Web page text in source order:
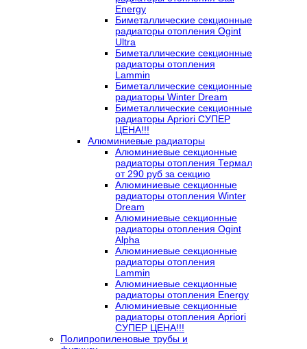
Energy
Биметаллические секционные
радиаторы отопления Ogint
Ultra
Биметаллические секционные
радиаторы отопления
Lammin
Биметаллические секционные
радиаторы Winter Dream
Биметаллические секционные
радиаторы Apriori СУПЕР
ЦЕНА!!!
Алюминиевые радиаторы
Алюминиевые секционные
радиаторы отопления Термал
от 290 руб за секцию
Алюминиевые секционные
радиаторы отопления Winter
Dream
Алюминиевые секционные
радиаторы отопления Ogint
Alpha
Алюминиевые секционные
радиаторы отопления
Lammin
Алюминиевые секционные
радиаторы отопления Energy
Алюминиевые секционные
радиаторы отопления Apriori
СУПЕР ЦЕНА!!!
Полипропиленовые трубы и